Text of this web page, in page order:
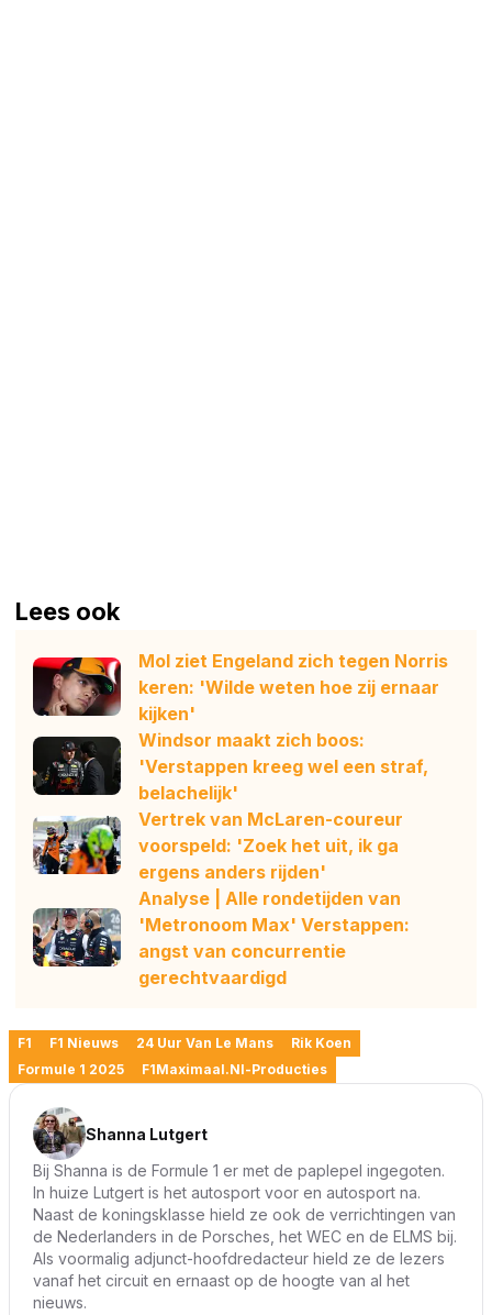
Lees ook
Mol ziet Engeland zich tegen Norris
keren: 'Wilde weten hoe zij ernaar
kijken'
Windsor maakt zich boos:
'Verstappen kreeg wel een straf,
belachelijk'
Vertrek van McLaren-coureur
voorspeld: 'Zoek het uit, ik ga
ergens anders rijden'
Analyse | Alle rondetijden van
'Metronoom Max' Verstappen:
angst van concurrentie
gerechtvaardigd
F1 F1 Nieuws 24 Uur Van Le Mans
Rik Koen
Formule 1 2025
F1Maximaal.nl-Producties
Shanna Lutgert
Bij Shanna is de Formule 1 er met de paplepel ingegoten.
In huize Lutgert is het autosport voor en autosport na.
Naast de koningsklasse hield ze ook de verrichtingen van
de Nederlanders in de Porsches, het WEC en de ELMS bij.
Als voormalig adjunct-hoofdredacteur hield ze de lezers
vanaf het circuit en ernaast op de hoogte van al het
nieuws.